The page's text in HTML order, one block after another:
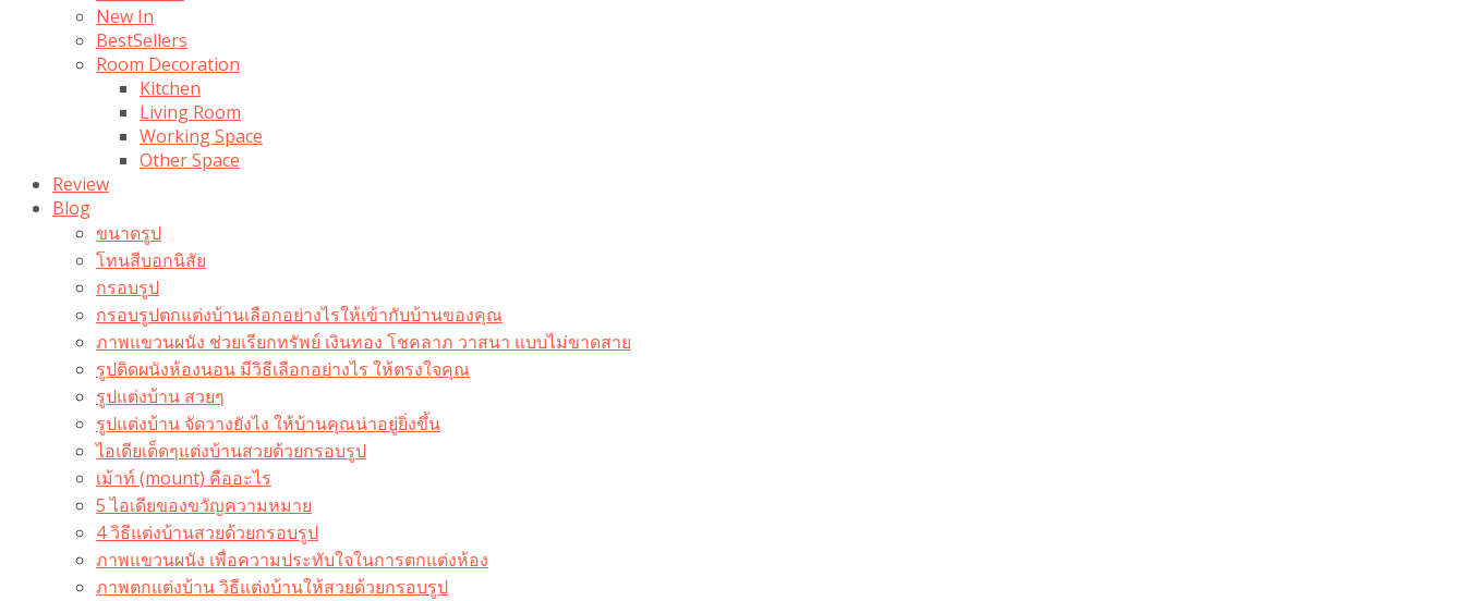
New In
BestSellers
Room Decoration
Kitchen
Living Room
Working Space
Other Space
Review
Blog
ขนาดรูป
โทนสีบอกนิสัย
กรอบรูป
กรอบรูปตกแต่งบ้านเลือกอย่างไรให้เข้ากับบ้านของคุณ
ภาพแขวนผนัง ช่วยเรียกทรัพย์ เงินทอง โชคลาภ วาสนา แบบไม่ขาดสาย
รูปติดผนังห้องนอน มีวิธีเลือกอย่างไร ให้ตรงใจคุณ
รูปแต่งบ้าน สวยๆ
รูปแต่งบ้าน จัดวางยังไง ให้บ้านคุณน่าอยู่ยิ่งขึ้น
ไอเดียเด็ดๆแต่งบ้านสวยด้วยกรอบรูป
เม้าท์ (mount) คืออะไร​
5 ไอเดียของขวัญความหมาย
4 วิธีแต่งบ้านสวยด้วยกรอบรูป
ภาพแขวนผนัง เพื่อความประทับใจในการตกแต่งห้อง
ภาพตกแต่งบ้าน วิธีแต่งบ้านให้สวยด้วยกรอบรูป